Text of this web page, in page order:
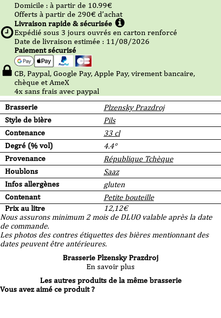
Brasserie
Plzensky Prazdroj
Style de bière
Pils
Contenance
33 cl
Degré (% vol)
4.4°
Provenance
République Tchèque
Houblons
Saaz
Infos allergènes
gluten
Contenant
Petite bouteille
Prix au litre
12,12€
Nous assurons minimum 2 mois de DLUO valable après la date
de commande.
Les photos des contres étiquettes des bières mentionnant des
dates peuvent être antérieures.
Domicile : à partir de 10.99€
Offerts à partir de 290€ d’achat
Livraison rapide & sécurisée
Expédié sous 3 jours ouvrés en carton renforcé
Date de livraison estimée : 11/08/2026
Paiement sécurisé
CB, Paypal, Google Pay, Apple Pay, virement bancaire,
chèque et AmeX
4x sans frais avec paypal
Brasserie Plzensky Prazdroj
En savoir plus
Les autres produits de la même brasserie
Vous avez aimé ce produit ?